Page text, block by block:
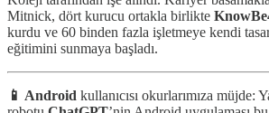
Mitnick, dört kurucu ortakla birlikte
kurdu ve 60 binden fazla işletmeye kendi
eğitimini sunmaya başladı.
📱 Android kullanıcısı okurlarımıza müjde: